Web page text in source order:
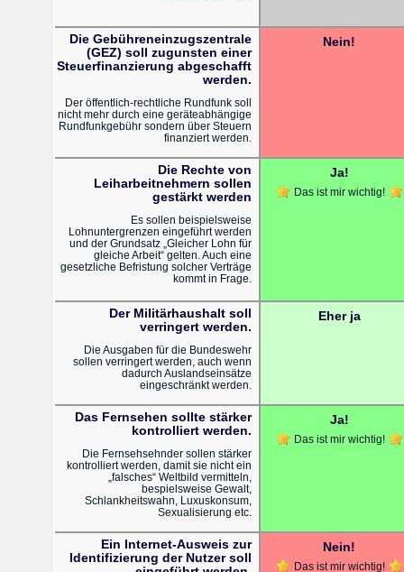
Die Gebühreneinzugszentrale
(GEZ) soll zugunsten einer
Steuerfinanzierung abgeschafft
werden.
Der öffentlich-rechtliche Rundfunk soll
nicht mehr durch eine geräteabhängige
Rundfunkgebühr sondern über Steuern
finanziert werden.
Nein!
Die Rechte von
Leiharbeitnehmern sollen
gestärkt werden
Es sollen beispielsweise
Lohnuntergrenzen eingeführt werden
und der Grundsatz „Gleicher Lohn für
gleiche Arbeit“ gelten. Auch eine
gesetzliche Befristung solcher Verträge
kommt in Frage.
Ja!
Das ist mir wichtig!
Der Militärhaushalt soll
verringert werden.
Die Ausgaben für die Bundeswehr
sollen verringert werden, auch wenn
dadurch Auslandseinsätze
eingeschränkt werden.
Eher ja
Das Fernsehen sollte stärker
kontrolliert werden.
Die Fernsehsehnder sollen stärker
kontrolliert werden, damit sie nicht ein
„falsches“ Weltbild vermitteln,
bespielsweise Gewalt,
Schlankheitswahn, Luxuskonsum,
Sexualisierung etc.
Ja!
Das ist mir wichtig!
Ein Internet-Ausweis zur
Identifizierung der Nutzer soll
Nein!
Das ist mir wichtig!